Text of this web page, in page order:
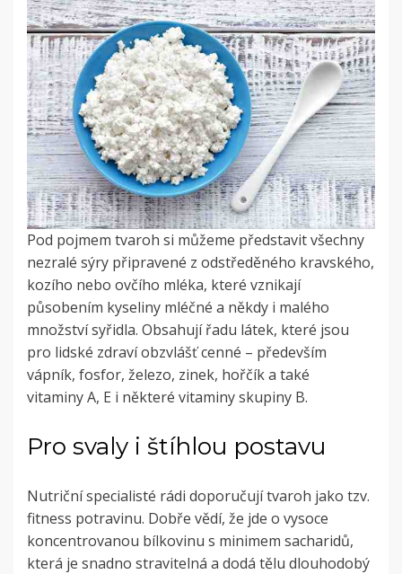
Pod pojmem tvaroh si můžeme představit všechny
nezralé sýry připravené z odstředěného kravského,
kozího nebo ovčího mléka, které vznikají
působením kyseliny mléčné a někdy i malého
množství syřidla. Obsahují řadu látek, které jsou
pro lidské zdraví obzvlášť cenné – především
vápník, fosfor, železo, zinek, hořčík a také
vitaminy A, E i některé vitaminy skupiny B.
Pro svaly i štíhlou postavu
Nutriční specialisté rádi doporučují tvaroh jako tzv.
fitness potravinu. Dobře vědí, že jde o vysoce
koncentrovanou bílkovinu s minimem sacharidů,
která je snadno stravitelná a dodá tělu dlouhodobý